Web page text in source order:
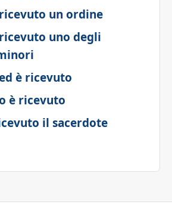
un ordine
uno degli
è ricevuto
è ricevuto
il sacerdote